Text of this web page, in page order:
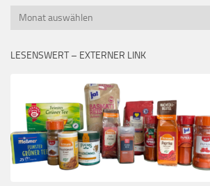
Monatsübersicht
LESENSWERT – EXTERNER LINK